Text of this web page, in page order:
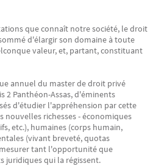
que connaît notre société, le droit
d'élargir son domaine à toute
valeur, et, partant, constituant
annuel du master de droit privé
2 Panthéon-Assas, d'éminents
d'étudier l'appréhension par cette
nouvelles richesses - économiques
etc.), humaines (corps humain,
(vivant breveté, quotas
tant l'opportunité que
juridiques qui la régissent.